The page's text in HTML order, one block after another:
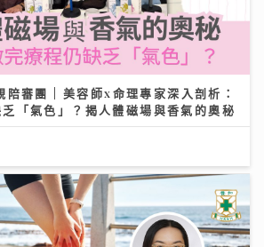
陪審團 | 美容師x命理專家深入剖析：
「氣色」？揭人體磁場與香氣的奧秘